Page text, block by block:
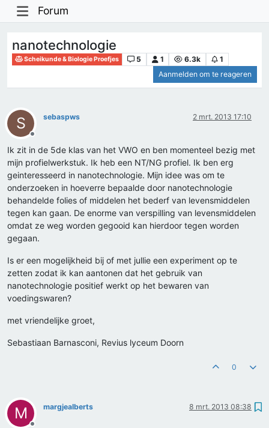
Forum
nanotechnologie
Scheikunde & Biologie Proefjes 5 1 6.3k
1
Aanmelden om te reageren
S
Offline
sebaspws 2 mrt. 2013 17:10
Ik zit in de 5de klas van het VWO en ben momenteel bezig met
mijn profielwerkstuk. Ik heb een NT/NG profiel. Ik ben erg
geinteresseerd in nanotechnologie. Mijn idee was om te
onderzoeken in hoeverre bepaalde door nanotechnologie
behandelde folies of middelen het bederf van levensmiddelen
tegen kan gaan. De enorme van verspilling van levensmiddelen
omdat ze weg worden gegooid kan hierdoor tegen worden
gegaan.
Is er een mogelijkheid bij of met jullie een experiment op te
zetten zodat ik kan aantonen dat het gebruik van
nanotechnologie positief werkt op het bewaren van
voedingswaren?
met vriendelijke groet,
Sebastiaan Barnasconi, Revius lyceum Doorn
0
M margjealberts 8 mrt. 2013 08:38